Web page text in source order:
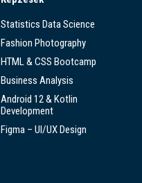
Statistics Data Science
Fashion Photography
HTML & CSS Bootcamp
Business Analysis
Android 12 & Kotlin
Development
Figma – UI/UX Design